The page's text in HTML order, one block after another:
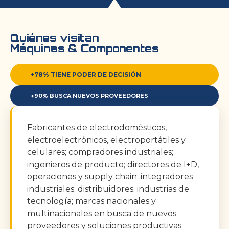
Quiénes visitan
Máquinas & Componentes
+78% TIENE PODER DE DECISIÓN
+90% BUSCA NUEVOS PROVEEDORES
Fabricantes de electrodomésticos,
electroelectrónicos, electroportátiles y
celulares; compradores industriales;
ingenieros de producto; directores de I+D,
operaciones y supply chain; integradores
industriales; distribuidores; industrias de
tecnología; marcas nacionales y
multinacionales en busca de nuevos
proveedores y soluciones productivas.